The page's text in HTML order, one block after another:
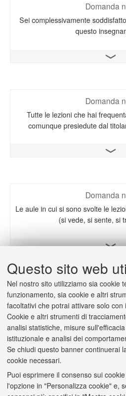
Questo sito web
Nel nostro sito utilizziamo sia cookie
funzionamento, sia cookie e altri
facoltativi che potrai attivare solo con
Cookie e altri strumenti di
analisi statistiche, misure
istituzionale e analisi dei
Se chiudi questo banner continuerai
cookie necessari.
Puoi esprimere il consenso sui
l'opzione in "Personalizza cookie" e,
Domanda
Sei complessivamente
questo
Apri il grafico
Domanda
Tutte le lezioni che hai
comunque presiedute dal
Apri il grafico
Domanda
Le aule in cui si sono svolte le
(si vede, si sente, si
Apri il
Domanda
L'orario delle lezioni degli
di riferimento è stato congegnato
una frequenza e una attività di
Apri il